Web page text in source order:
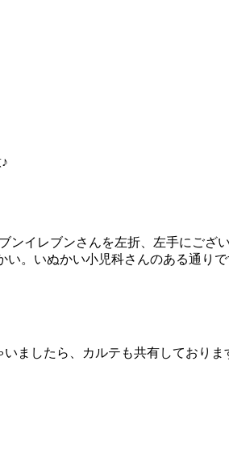
イレブンさんを左折、左手にござい
。いぬかい小児科さんのある通りで
ましたら、カルテも共有しており